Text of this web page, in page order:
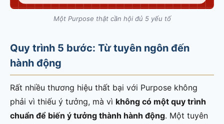
Một Purpose thật cần hội đủ 5 yếu tố
Quy trình 5 bước: Từ tuyên ngôn đến
hành động
Rất nhiều thương hiệu thất bại với Purpose không
phải vì thiếu ý tưởng, mà vì không có một quy trình
chuẩn để biến ý tưởng thành hành động. Một tuyên